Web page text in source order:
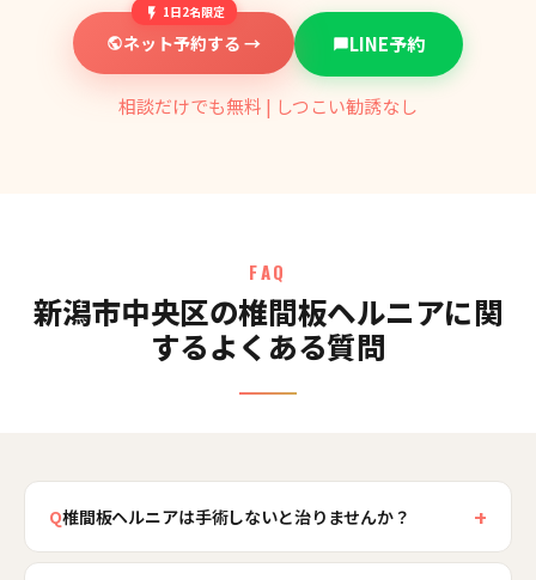
1日2名限定
ネット予約する → LINE予約
相談だけでも無料 | しつこい勧誘なし
FAQ
新潟市中央区の椎間板ヘルニアに関
するよくある質問
Q椎間板ヘルニアは手術しないと治りませんか？ +
足の強い麻痺や排尿・排便の異常を伴う場合は手